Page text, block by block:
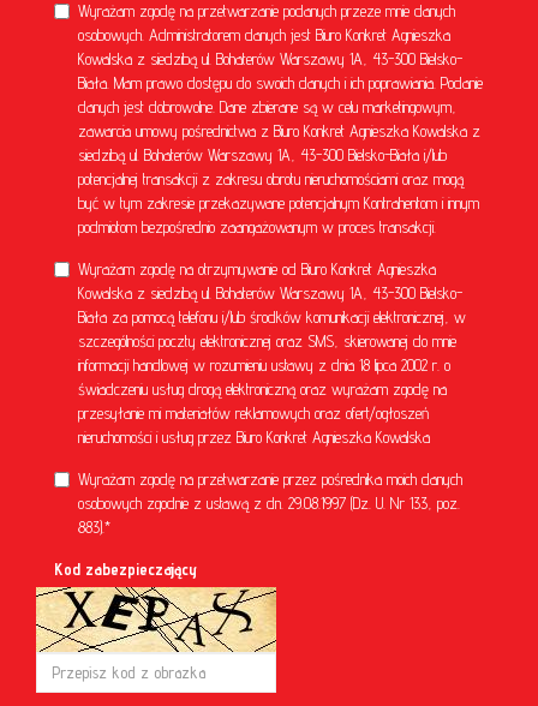
Wyrażam zgodę na przetwarzanie podanych przeze mnie danych
osobowych. Administratorem danych jest Biuro Konkret Agnieszka
Kowalska z siedzibą ul. Bohaterów Warszawy 1A, 43-300 Bielsko-
Biała. Mam prawo dostępu do swoich danych i ich poprawiania. Podanie
danych jest dobrowolne. Dane zbierane są w celu marketingowym,
zawarcia umowy pośrednictwa z Biuro Konkret Agnieszka Kowalska z
siedzibą ul. Bohaterów Warszawy 1A, 43-300 Bielsko-Biała i/lub
potencjalnej transakcji z zakresu obrotu nieruchomościami oraz mogą
być w tym zakresie przekazywane potencjalnym Kontrahentom i innym
podmiotom bezpośrednio zaangażowanym w proces transakcji.
Wyrażam zgodę na otrzymywanie od Biuro Konkret Agnieszka
Kowalska z siedzibą ul. Bohaterów Warszawy 1A, 43-300 Bielsko-
Biała za pomocą telefonu i/lub środków komunikacji elektronicznej, w
szczególności poczty elektronicznej oraz SMS, skierowanej do mnie
informacji handlowej w rozumieniu ustawy z dnia 18 lipca 2002 r. o
świadczeniu usług drogą elektroniczną oraz wyrażam zgodę na
przesyłanie mi materiałów reklamowych oraz ofert/ogłoszeń
nieruchomości i usług przez Biuro Konkret Agnieszka Kowalska
Wyrażam zgodę na przetwarzanie przez pośrednika moich danych
osobowych zgodnie z ustawą z dn. 29.08.1997 (Dz. U. Nr 133, poz.
883).*
Kod zabezpieczający